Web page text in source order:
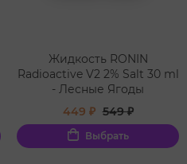
Жидкость RONIN
Radioactive V2 2% Salt 30 ml
- Лесные Ягоды
449 ₽ 549 ₽
Выбрать